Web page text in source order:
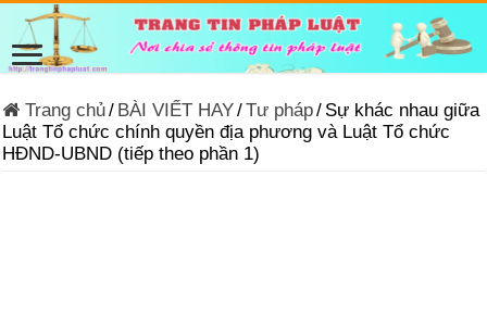
Trang chủ/ BÀI VIẾT HAY/Tư pháp/ Sự khác nhau giữa
Luật Tổ chức chính quyền địa phương và Luật Tổ chức
HĐND-UBND (tiếp theo phần 1)